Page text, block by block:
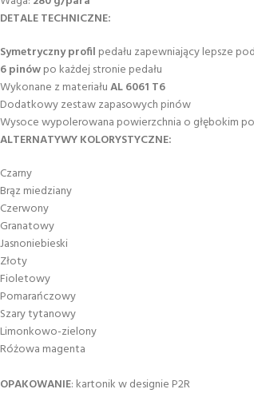
DETALE TECHNICZNE:
Symetryczny profil pedału zapewniający lepsze
6 pinówpo każdej stronie pedału
Wykonane z materiałuAL 6061 T6
Dodatkowy zestaw zapasowych pinów
Wysoce wypolerowana powierzchnia o głębokim
ALTERNATYWY KOLORYSTYCZNE:
Czarny
Brąz miedziany
Czerwony
Granatowy
Jasnoniebieski
Złoty
Fioletowy
Pomarańczowy
Szary tytanowy
Limonkowo-zielony
Różowa magenta
OPAKOWANIE: kartonik w designie P2R